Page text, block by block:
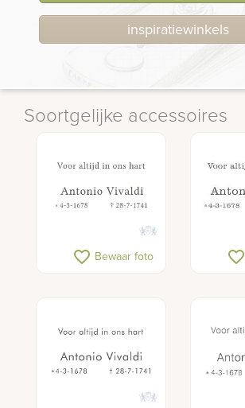
inspiratiewinkels
Soortgelijke accessoires
favorite_border Bewaar foto favorite_border